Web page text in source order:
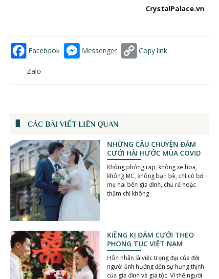
CrystalPalace.vn
Facebook Messenger Copy link
Zalo
CÁC BÀI VIẾT LIÊN QUAN
NHỮNG CÂU CHUYỆN ĐÁM
CƯỚI HÀI HƯỚC MÙA COVID
Không phông rạp, không xe hoa,
không MC, không bạn bè, chỉ có bố
mẹ hai bên gia đình, chú rể hoặc
thậm chí không
KIÊNG KỊ ĐÁM CƯỚI THEO
PHONG TỤC VIỆT NAM
Hôn nhân là việc trọng đại của đời
người ảnh hưởng đến sự hưng thịnh
của gia đình và gia tộc. Vì thế người